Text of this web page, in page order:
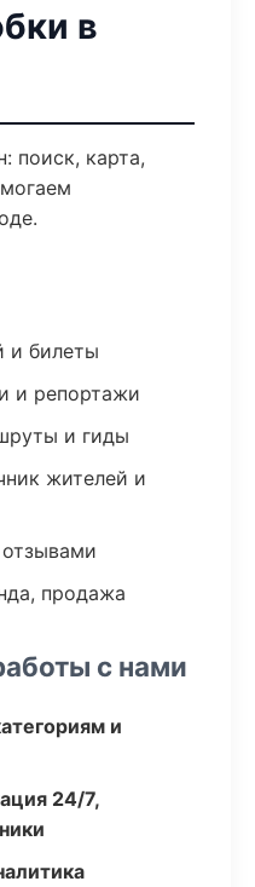
в
поиск, карта,
и билеты
и репортажи
и гиды
жителей и
продажа
с нами
и
24/7,